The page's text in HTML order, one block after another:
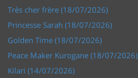
Très cher frère (18/07/2026)
Princesse Sarah (18/07/2026)
Golden Time (18/07/2026)
Peace Maker Kurogane (18/07/2026)
Kilari (14/07/2026)